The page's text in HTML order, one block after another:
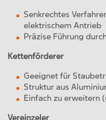
Senkrechtes
elektrischem Antrieb
Präzise Führung
Kettenförderer
Geeignet für
Struktur aus
Einfach zu erweitern
Vereinzeler